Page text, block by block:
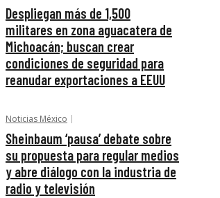
Despliegan más de 1,500
militares en zona aguacatera de
Michoacán; buscan crear
condiciones de seguridad para
reanudar exportaciones a EEUU
Noticias México
Sheinbaum ‘pausa’ debate sobre
su propuesta para regular medios
y abre diálogo con la industria de
radio y televisión